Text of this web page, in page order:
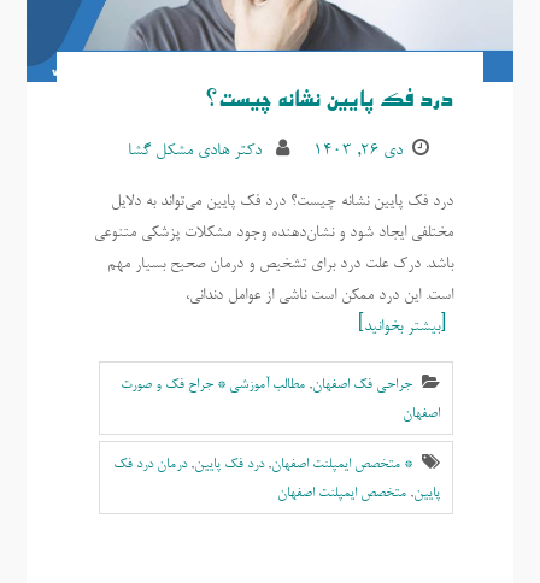
درد فک پایین نشانه چیست؟
دی ۲۶, ۱۴۰۳ دکتر هادی مشکل گشا
درد فک پایین نشانه چیست؟ درد فک پایین می‌تواند به دلایل
مختلفی ایجاد شود و نشان‌دهنده وجود مشکلات پزشکی متنوعی
باشد. درک علت درد برای تشخیص و درمان صحیح بسیار مهم
است. این درد ممکن است ناشی از عوامل دندانی،
بیشتر بخوانید
جراحی فک اصفهان, مطالب آموزشی * جراح فک و صورت
اصفهان
* متخصص ایمپلنت اصفهان,درد فک پایین,درمان درد فک
پایین, متخصص ایمپلنت اصفهان